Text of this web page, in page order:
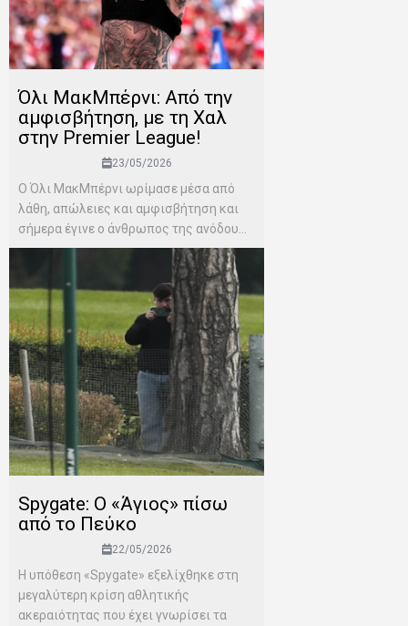
Όλι ΜακΜπέρνι: Aπό την
αμφισβήτηση, με τη Χαλ
στην Premier League!
23/05/2026
Ο Όλι ΜακΜπέρνι ωρίμασε μέσα από
λάθη, απώλειες και αμφισβήτηση και
σήμερα έγινε ο άνθρωπος της ανόδου...
Spygate: Ο «Άγιος» πίσω
από το Πεύκο
22/05/2026
Η υπόθεση «Spygate» εξελίχθηκε στη
μεγαλύτερη κρίση αθλητικής
ακεραιότητας που έχει γνωρίσει τα